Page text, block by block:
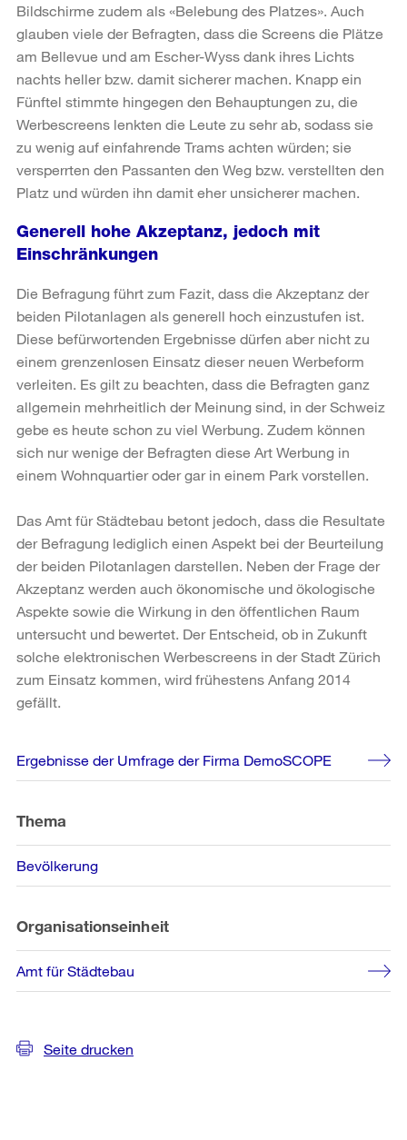
Bildschirme zudem als «Belebung des Platzes». Auch
glauben viele der Befragten, dass die Screens die Plätze
am Bellevue und am Escher-Wyss dank ihres Lichts
nachts heller bzw. damit sicherer machen. Knapp ein
Fünftel stimmte hingegen den Behauptungen zu, die
Werbescreens lenkten die Leute zu sehr ab, sodass sie
zu wenig auf einfahrende Trams achten würden; sie
versperrten den Passanten den Weg bzw. verstellten den
Platz und würden ihn damit eher unsicherer machen.
Generell hohe Akzeptanz, jedoch mit
Einschränkungen
Die Befragung führt zum Fazit, dass die Akzeptanz der
beiden Pilotanlagen als generell hoch einzustufen ist.
Diese befürwortenden Ergebnisse dürfen aber nicht zu
einem grenzenlosen Einsatz dieser neuen Werbeform
verleiten. Es gilt zu beachten, dass die Befragten ganz
allgemein mehrheitlich der Meinung sind, in der Schweiz
gebe es heute schon zu viel Werbung. Zudem können
sich nur wenige der Befragten diese Art Werbung in
einem Wohnquartier oder gar in einem Park vorstellen.
Das Amt für Städtebau betont jedoch, dass die Resultate
der Befragung lediglich einen Aspekt bei der Beurteilung
der beiden Pilotanlagen darstellen. Neben der Frage der
Akzeptanz werden auch ökonomische und ökologische
Aspekte sowie die Wirkung in den öffentlichen Raum
untersucht und bewertet. Der Entscheid, ob in Zukunft
solche elektronischen Werbescreens in der Stadt Zürich
zum Einsatz kommen, wird frühestens Anfang 2014
gefällt.
Weitere
Informationen
Ergebnisse der Umfrage der Firma DemoSCOPE
Thema
Bevölkerung
Organisationseinheit
Amt für Städtebau
Seite drucken